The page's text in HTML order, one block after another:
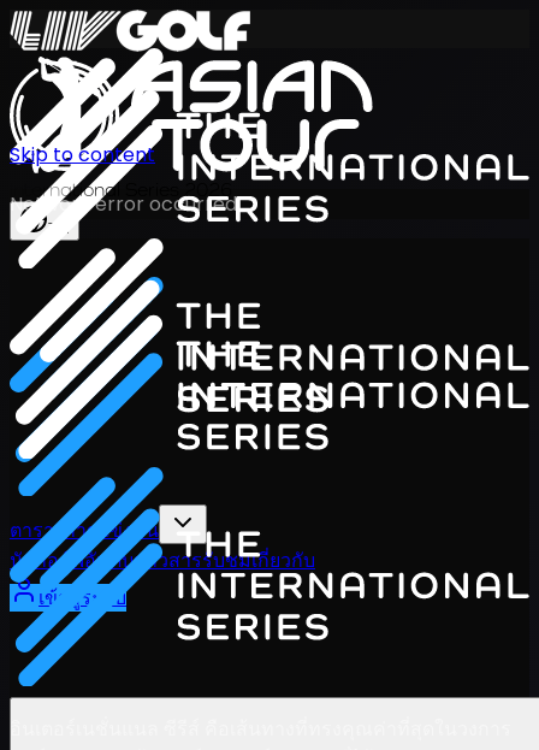
International Series 2026
TH
ตารางการแข่งขัน
นักกอล์ฟอันดับข่าวสารรับชมเกี่ยวกับ
เข้าสู่ระบบ
Skip to content
Network error occurred